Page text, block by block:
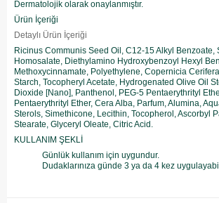
Dermatolojik olarak onaylanmıştır.
Ürün İçeriği
Detaylı Ürün İçeriği
Ricinus Communis Seed Oil, C12-15 Alkyl Benzoate,
Homosalate, Diethylamino Hydroxybenzoyl Hexyl
Methoxycinnamate, Polyethylene, Copernicia
Starch, Tocopheryl Acetate, Hydrogenated Olive Oil
Dioxide [Nano], Panthenol, PEG-5 Pentaerythrityl
Pentaerythrityl Ether, Cera Alba, Parfum, Alumina,
Sterols, Simethicone, Lecithin, Tocopherol, Ascorbyl
Stearate, Glyceryl Oleate, Citric Acid.
KULLANIM ŞEKLİ
Günlük kullanım için uygundur.
Dudaklarınıza günde 3 ya da 4 kez